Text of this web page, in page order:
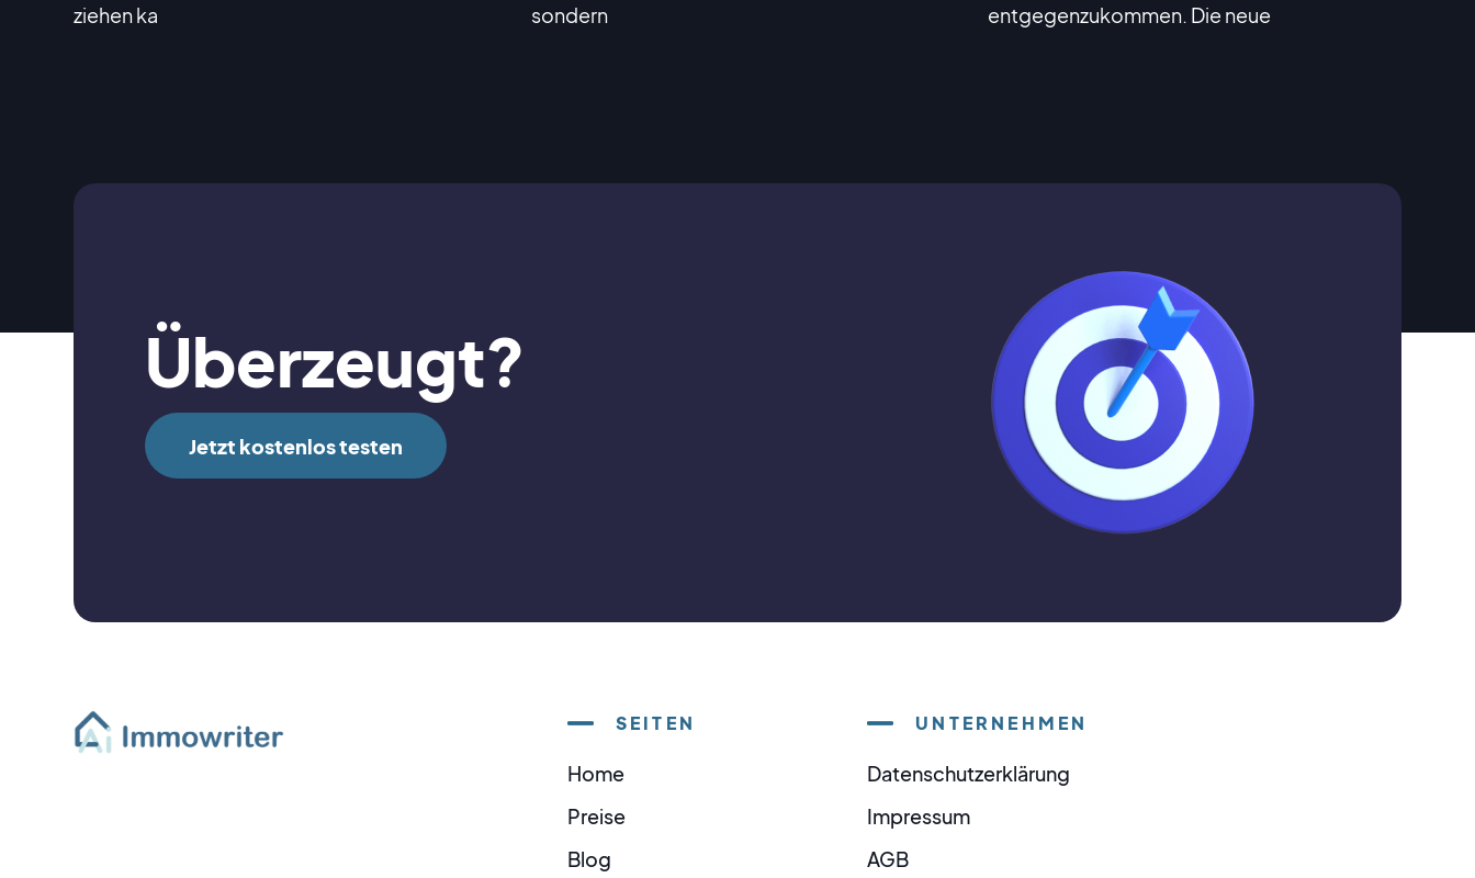
ziehen ka
sondern
entgegenzukommen. Die neue
Überzeugt?
Jetzt kostenlos testen
SEITEN
Home
Preise
Blog
UNTERNEHMEN
Datenschutzerklärung
Impressum
AGB